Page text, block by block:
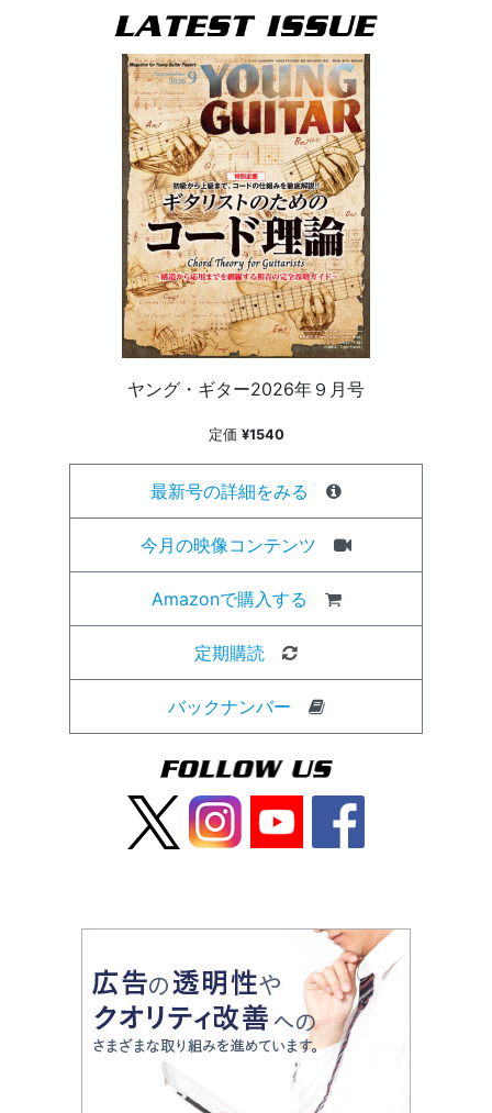
ヤング・ギター2026年９月号
定価 ¥1540
最新号の詳細をみる
今月の映像コンテンツ
Amazonで購入する
定期購読
バックナンバー